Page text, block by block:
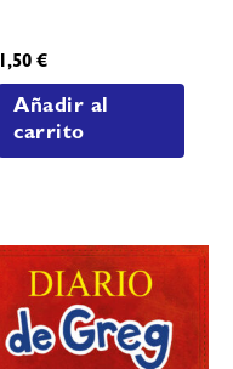
1,50€
Añadir al
carrito